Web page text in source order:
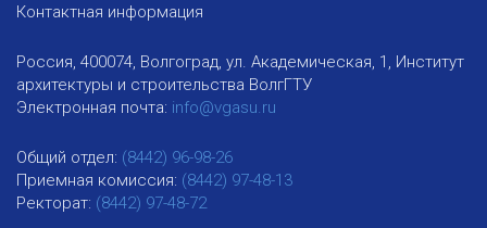
Контактная информация
Россия, 400074, Волгоград, ул. Академическая, 1, Институт
архитектуры и строительства ВолгГТУ
Электронная почта: info@vgasu.ru
Общий отдел: (8442) 96-98-26
Приемная комиссия: (8442) 97-48-13
Ректорат: (8442) 97-48-72